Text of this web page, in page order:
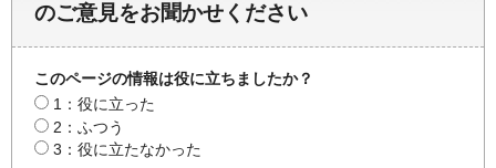
のご意見をお聞かせください
このページの情報は役に立ちましたか？
1：役に立った
2：ふつう
3：役に立たなかった